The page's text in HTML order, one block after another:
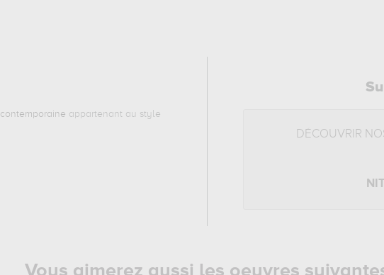
contemporaine appartenant au style
DÉCOUVRIR
Vous aimerez aussi les oeuvres